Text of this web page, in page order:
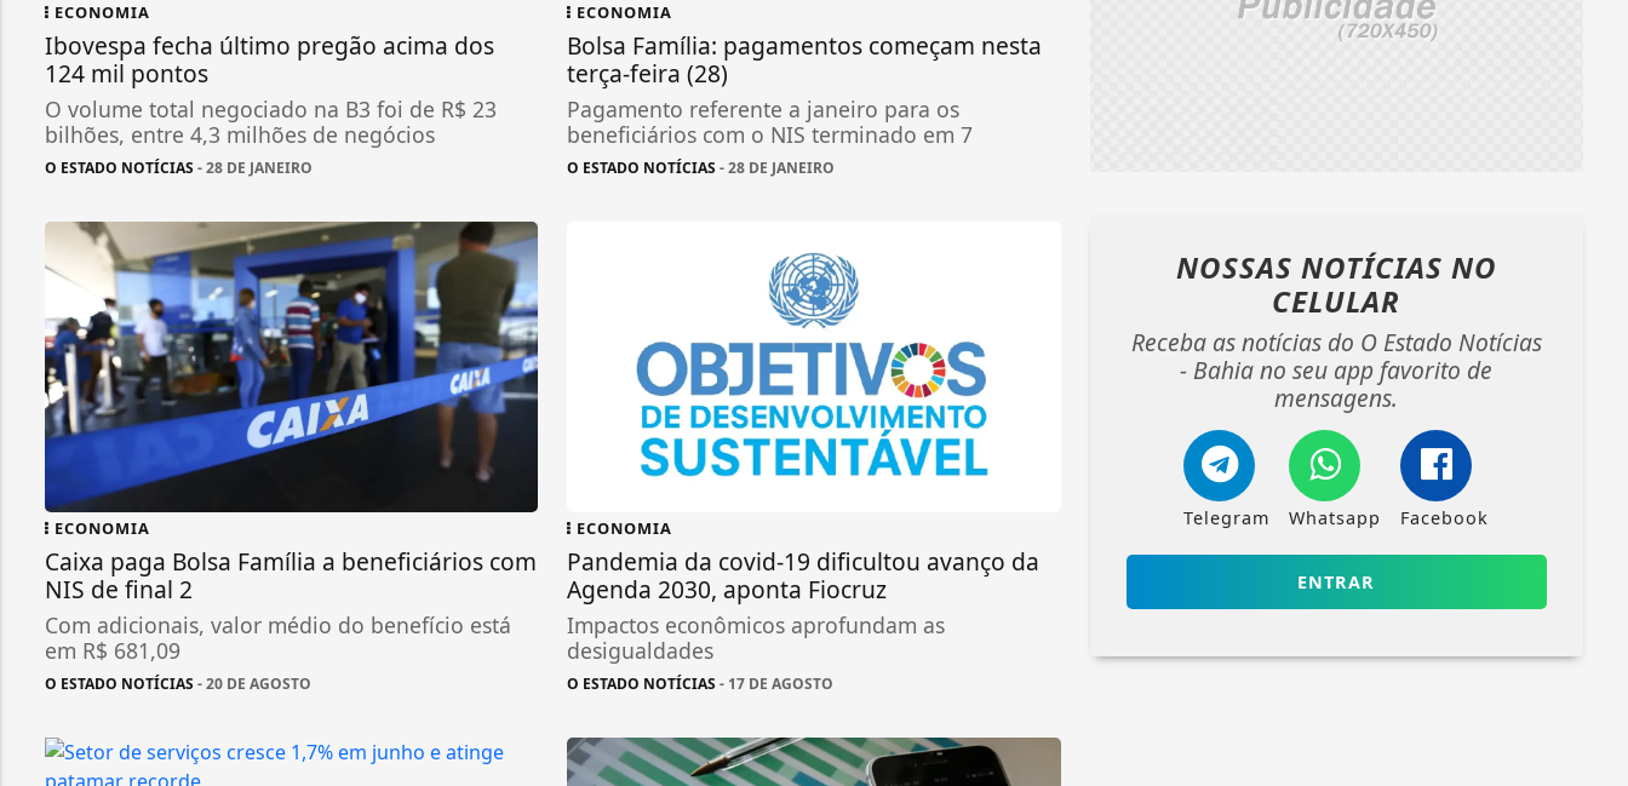
ECONOMIA
Ibovespa fecha último pregão acima dos
124 mil pontos
O volume total negociado na B3 foi de R$ 23
bilhões, entre 4,3 milhões de negócios
O ESTADO NOTÍCIAS - 28 DE JANEIRO
ECONOMIA
Bolsa Família: pagamentos começam nesta
terça-feira (28)
Pagamento referente a janeiro para os
beneficiários com o NIS terminado em 7
O ESTADO NOTÍCIAS - 28 DE JANEIRO
ECONOMIA
Caixa paga Bolsa Família a beneficiários com
NIS de final 2
Com adicionais, valor médio do benefício está
em R$ 681,09
O ESTADO NOTÍCIAS - 20 DE AGOSTO
ECONOMIA
Pandemia da covid-19 dificultou avanço da
Agenda 2030, aponta Fiocruz
Impactos econômicos aprofundam as
desigualdades
O ESTADO NOTÍCIAS - 17 DE AGOSTO
NOSSAS NOTÍCIAS NO
CELULAR
Receba as notícias do O Estado Notícias
- Bahia no seu app favorito de
mensagens.
Telegram Whatsapp Facebook
ENTRAR